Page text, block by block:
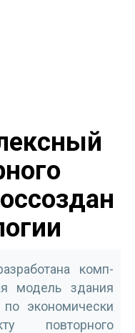
комп­
модель здания
экономически
повторного